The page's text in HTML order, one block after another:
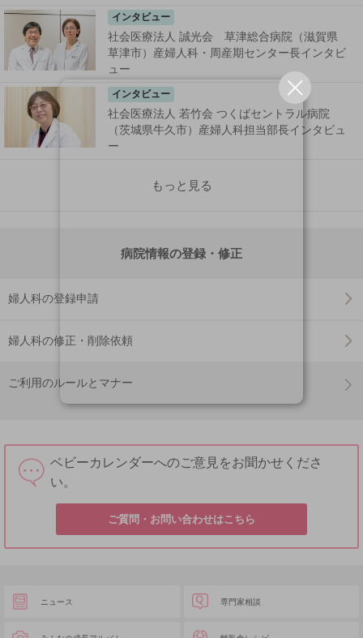
インタビュー
社会医療法人 誠光会 草津総合病院（滋賀県
草津市）産婦人科・周産期センター長インタビ
ュー
インタビュー
社会医療法人 若竹会 つくばセントラル病院
（茨城県牛久市）産婦人科担当部長インタビュ
ー
もっと見る
病院情報の登録・修正
婦人科の登録申請
婦人科の修正・削除依頼
ご利用のルールとマナー
ベビーカレンダーへのご意見をお聞かせくださ
い。
ご質問・お問い合わせはこちら
ニュース 専門家相談